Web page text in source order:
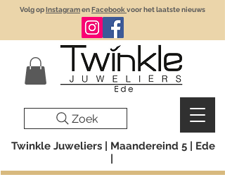
Twinkle Juweliers | Maandereind 5 | Ede
Volg opInstagramenFacebook voor het laatste nieuws
Zoek